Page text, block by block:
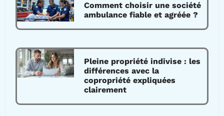
Comment choisir une société
ambulance fiable et agréée ?
Pleine propriété indivise : les
différences avec la
copropriété expliquées
clairement